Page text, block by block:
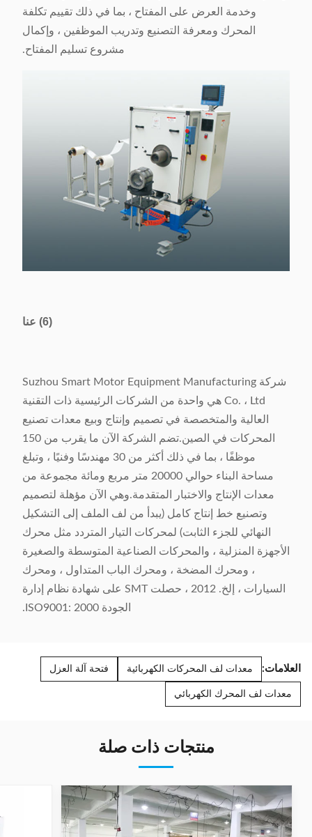
وخدمة العرض على المفتاح ، بما في ذلك تقييم تكلفة
المحرك ومعرفة التصنيع وتدريب الموظفين ، وإكمال
مشروع تسليم المفتاح.
(6) عنا
شركة Suzhou Smart Motor Equipment Manufacturing
Co. ، Ltd هي واحدة من الشركات الرئيسية ذات التقنية
العالية والمتخصصة في تصميم وإنتاج وبيع معدات تصنيع
المحركات في الصين.تضم الشركة الآن ما يقرب من 150
موظفًا ، بما في ذلك أكثر من 30 مهندسًا وفنيًا ، وتبلغ
مساحة البناء حوالي 20000 متر مربع ومائة مجموعة من
معدات الإنتاج والاختبار المتقدمة.وهي الآن مؤهلة لتصميم
وتصنيع خط إنتاج كامل (يبدأ من لف الملف إلى التشكيل
النهائي للجزء الثابت) لمحركات التيار المتردد مثل محرك
الأجهزة المنزلية ، والمحركات الصناعية المتوسطة والصغيرة
، ومحرك المضخة ، ومحرك الباب المتداول ، ومحرك
السيارات ، إلخ. 2012 ، حصلت SMT على شهادة نظام إدارة
الجودة ISO9001: 2000.
العلامات: معدات لف المحركات الكهربائية فتحة آلة العزل
معدات لف المحرك الكهربائي
منتجات ذات صلة